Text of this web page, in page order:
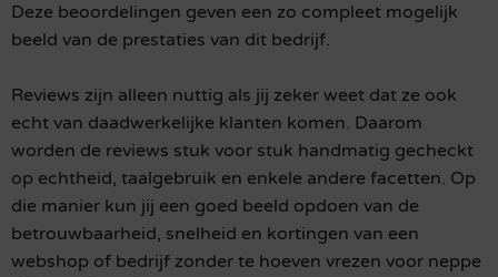
Deze beoordelingen geven een zo compleet mogelijk
beeld van de prestaties van dit bedrijf.
Reviews zijn alleen nuttig als jij zeker weet dat ze ook
echt van daadwerkelijke klanten komen. Daarom
worden de reviews stuk voor stuk handmatig gecheckt
op echtheid, taalgebruik en enkele andere facetten. Op
die manier kun jij een goed beeld opdoen van de
betrouwbaarheid, snelheid en kortingen van een
webshop of bedrijf zonder te hoeven vrezen voor neppe